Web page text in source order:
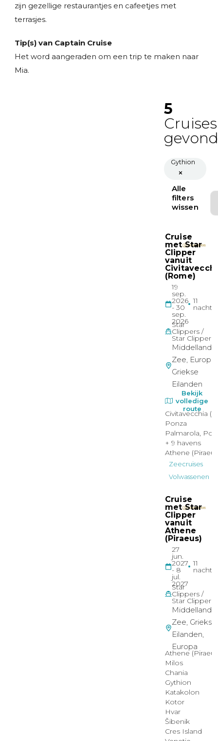
zijn gezellige restaurantjes en cafeetjes met
terrasjes.
Tip(s) van Captain Cruise
Het word aangeraden om een trip te maken naar
Mia.